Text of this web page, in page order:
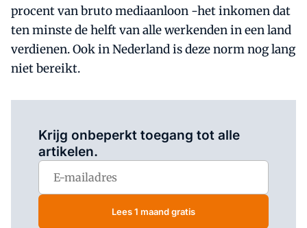
procent van bruto mediaanloon -het inkomen dat
ten minste de helft van alle werkenden in een land
verdienen. Ook in Nederland is deze norm nog lang
niet bereikt.
Krijg onbeperkt toegang tot alle
artikelen.
Lees 1 maand gratis